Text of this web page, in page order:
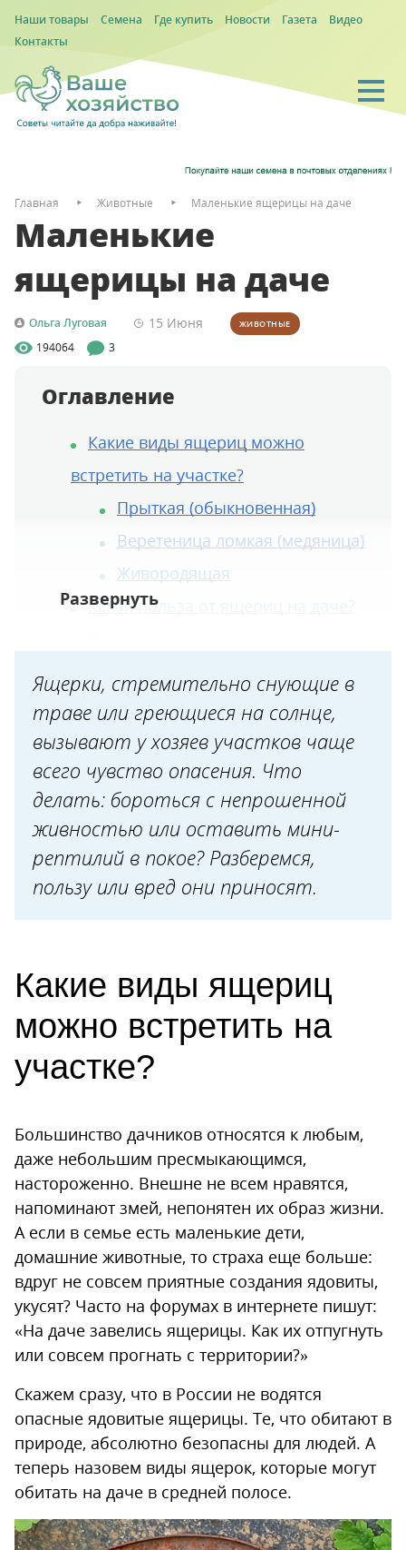
Наши товары Семена Где купить Новости Газета
Видео
Контакты
Главная Животные Маленькие ящерицы на даче
Маленькие
ящерицы на даче
Ольга Луговая 15 Июня ЖИВОТНЫЕ
194064 3
Оглавление
Какие виды ящериц можно
встретить на участке?
Прыткая (обыкновенная)
Веретеница ломкая (медяница)
Живородящая
Какая польза от ящериц на даче?
1. Кусают людей и домашних
животных
2. Поедают ягоды и овощи,
повреждают растения
3. Вытаптывают грядки
4. Привлекают кротов
5. Переносят клещей
Как привлечь ящериц на участок?
Ящерки, стремительно снующие в
траве или греющиеся на солнце,
вызывают у хозяев участков чаще
всего чувство опасения. Что
делать: бороться с непрошенной
живностью или оставить мини-
рептилий в покое? Разберемся,
пользу или вред они приносят.
Какие виды ящериц
можно встретить на
участке?
Большинство дачников относятся к любым,
даже небольшим пресмыкающимся,
настороженно. Внешне не всем нравятся,
напоминают змей, непонятен их образ жизни.
А если в семье есть маленькие дети,
домашние животные, то страха еще больше:
вдруг не совсем приятные создания ядовиты,
укусят? Часто на форумах в интернете пишут:
«На даче завелись ящерицы. Как их отпугнуть
или совсем прогнать с территории?»
Скажем сразу, что в России не водятся
опасные ядовитые ящерицы. Те, что обитают в
природе, абсолютно безопасны для людей. А
теперь назовем виды ящерок, которые могут
обитать на даче в средней полосе.